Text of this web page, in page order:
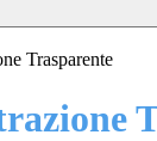
Trasparente